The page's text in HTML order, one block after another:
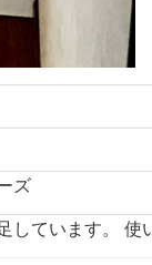
ズ
しています。 使